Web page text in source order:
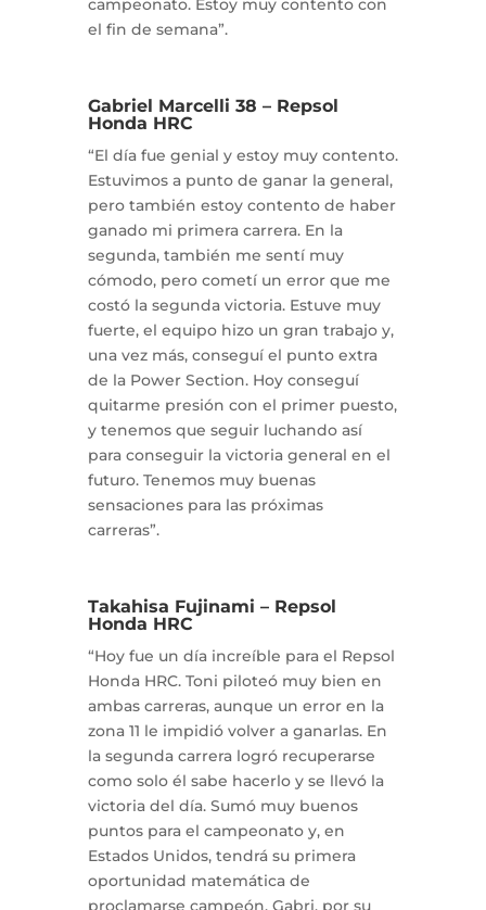
campeonato. Estoy muy contento con
el fin de semana”.
Gabriel Marcelli 38 – Repsol
Honda HRC
“El día fue genial y estoy muy contento.
Estuvimos a punto de ganar la general,
pero también estoy contento de haber
ganado mi primera carrera. En la
segunda, también me sentí muy
cómodo, pero cometí un error que me
costó la segunda victoria. Estuve muy
fuerte, el equipo hizo un gran trabajo y,
una vez más, conseguí el punto extra
de la Power Section. Hoy conseguí
quitarme presión con el primer puesto,
y tenemos que seguir luchando así
para conseguir la victoria general en el
futuro. Tenemos muy buenas
sensaciones para las próximas
carreras”.
Takahisa Fujinami – Repsol
Honda HRC
“Hoy fue un día increíble para el Repsol
Honda HRC. Toni piloteó muy bien en
ambas carreras, aunque un error en la
zona 11 le impidió volver a ganarlas. En
la segunda carrera logró recuperarse
como solo él sabe hacerlo y se llevó la
victoria del día. Sumó muy buenos
puntos para el campeonato y, en
Estados Unidos, tendrá su primera
oportunidad matemática de
proclamarse campeón. Gabri, por su